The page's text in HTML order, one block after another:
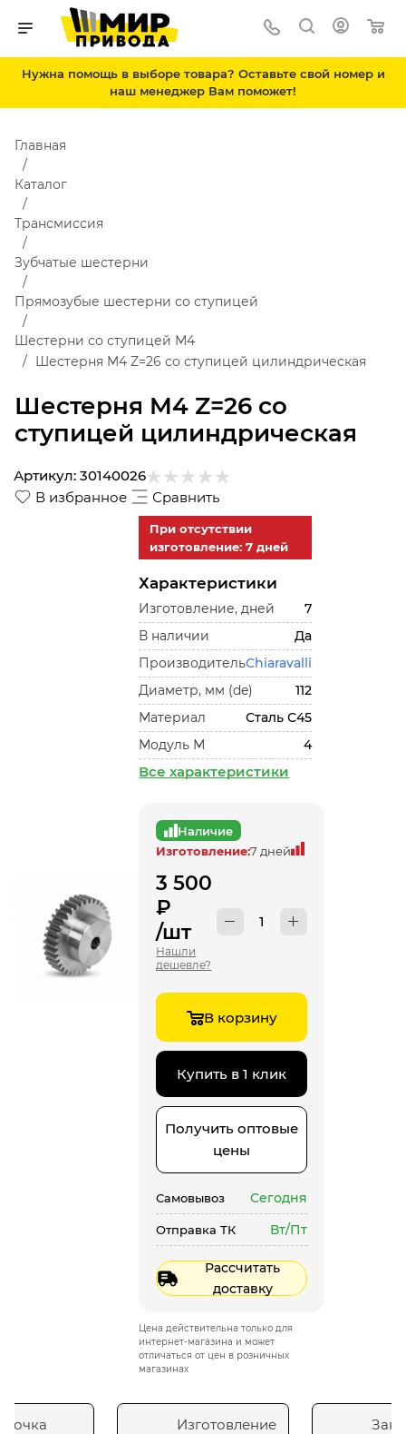
Нужна помощь в выборе товара? Оставьте свой номер и
наш менеджер Вам поможет!
Шестерня M4 Z=26 со
ступицей цилиндрическая
Главная
Каталог
Трансмиссия
Зубчатые шестерни
Прямозубые шестерни со ступицей
Шестерни со ступицей М4
Шестерня M4 Z=26 со ступицей цилиндрическая
В избранное Сравнить
Артикул: 30140026
При отсутствии
изготовление: 7 дней
Характеристики
Изготовление, дней
7
В наличии
Да
ПроизводительChiaravalli
Диаметр, мм (de)
112
Материал
Сталь С45
Модуль М
4
Все характеристики
Наличие
Изготовление:7 дней
3 500
₽
/шт
Нашли
дешевле?
В корзину
Купить в 1 клик
Получить оптовые
цены
Самовывоз Сегодня
Отправка ТК Вт/Пт
Рассчитать
доставку
Цена действительна только для
интернет-магазина и может
отличаться от цен в розничных
магазинах
Изготовление